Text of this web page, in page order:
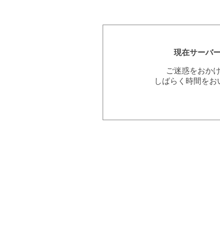
現在サーバ
ご迷惑をおか
しばらく時間を